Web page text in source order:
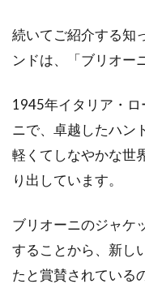
続いてご紹介する知
ンドは、「ブリオー
1945年イタリア・
ニで、卓越したハン
軽くてしなやかな世
り出しています。
ブリオーニのジャケ
することから、新し
たと賞賛されている